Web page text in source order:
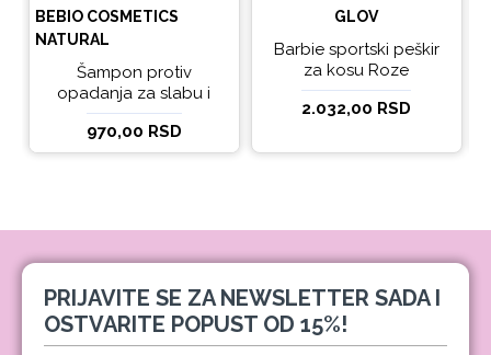
BEBIO COSMETICS
NATURAL
Šampon protiv
opadanja za slabu i
tanku kosu beBio
natural 300ml
970,00 RSD
GLOV
Barbie sportski peškir
za kosu Roze
2.032,00 RSD
PRIJAVITE SE ZA NEWSLETTER SADA I
OSTVARITE POPUST OD 15%!